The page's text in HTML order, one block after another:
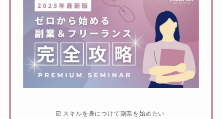
☑️ スキルを身につけて副業を始めたい